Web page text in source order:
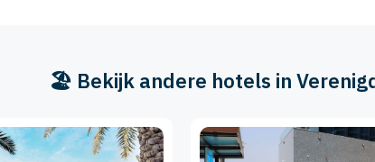
🏖️ Bekijk andere hotels in